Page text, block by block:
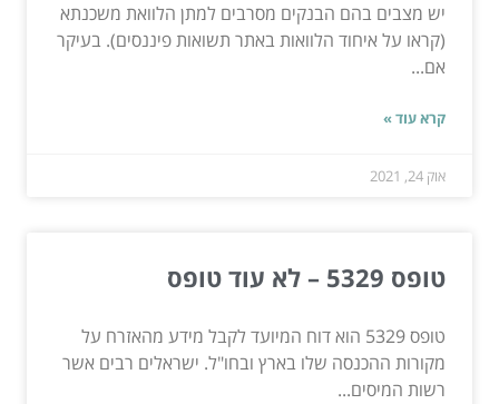
יש מצבים בהם הבנקים מסרבים למתן הלוואת משכנתא
(קראו על איחוד הלוואות באתר תשואות פיננסים). בעיקר
אם...
קרא עוד »
אוק 24, 2021
טופס 5329 – לא עוד טופס
טופס 5329 הוא דוח המיועד לקבל מידע מהאזרח על
מקורות ההכנסה שלו בארץ ובחו"ל. ישראלים רבים אשר
רשות המיסים...